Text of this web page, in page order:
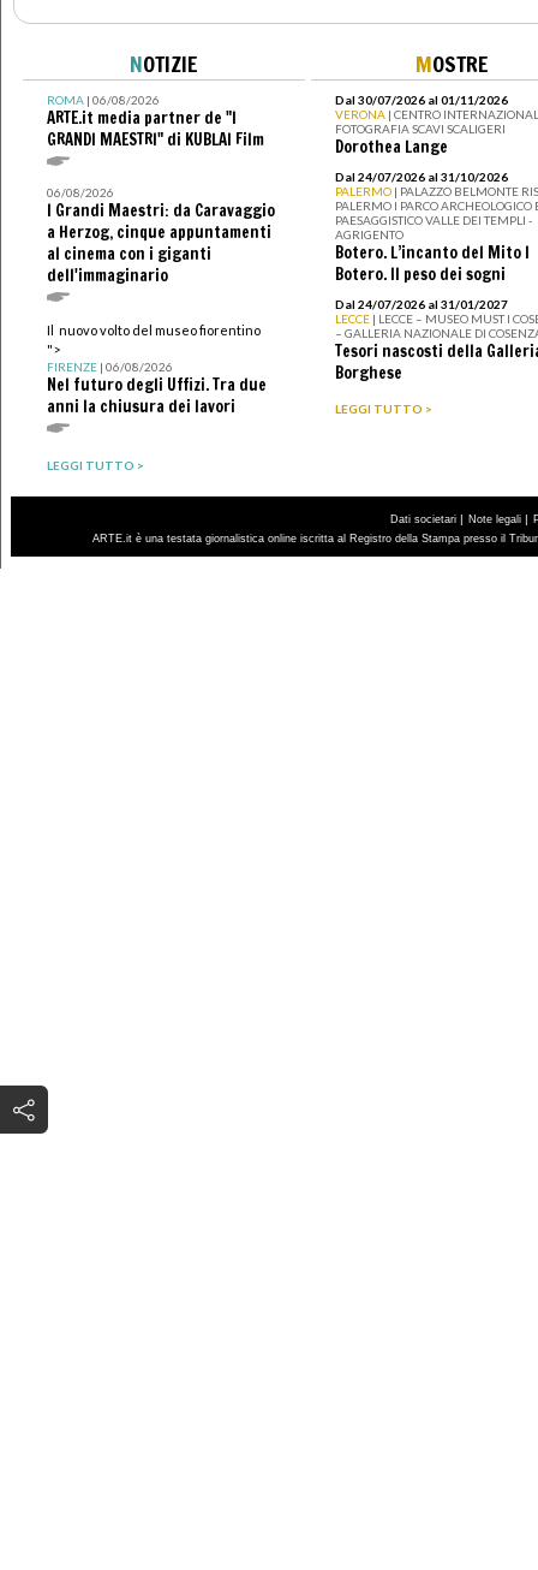
NOTIZIE
ROMA| 06/08/2026
ARTE.it media partner de "I
GRANDI MAESTRI" di KUBLAI Film
06/08/2026
I Grandi Maestri: da Caravaggio
a Herzog, cinque appuntamenti
al cinema con i giganti
dell'immaginario
Il nuovo volto del museo fiorentino
">
FIRENZE| 06/08/2026
Nel futuro degli Uffizi. Tra due
anni la chiusura dei lavori
LEGGI TUTTO >
MOSTRE
Dal 30/07/2026 al 01/11/2026
VERONA | CENTRO
FOTOGRAFIA SCAVI SCALIGERI
Dorothea Lange
Dal 24/07/2026 al 31/10/2026
PALERMO | PALAZZO BELMONTE
PALERMO I PARCO ARCHEOLOGICO
PAESAGGISTICO VALLE DEI TEMPLI -
AGRIGENTO
Botero. L’incanto del Mito I
Botero. Il peso dei sogni
Dal 24/07/2026 al 31/01/2027
LECCE | LECCE – MUSEO MUST I
– GALLERIA NAZIONALE DI
Tesori nascosti della
Borghese
LEGGI TUTTO >
Dati societari | Note legali |
ARTE.it è una testata giornalistica online iscritta al Registro della Stampa presso il